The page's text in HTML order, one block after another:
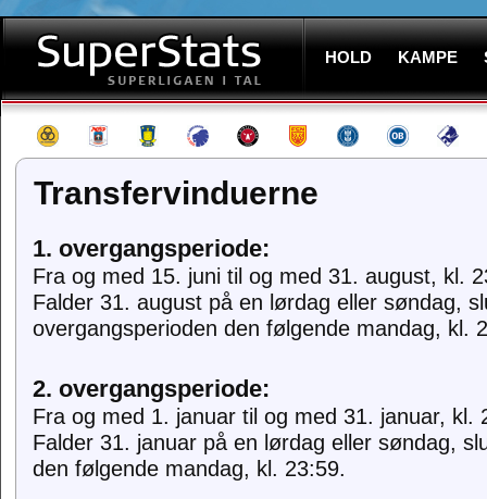
HOLD KAMPE
Transfervinduerne
1. overgangsperiode:
Fra og med 15. juni til og med 31. august, kl.
Falder 31. august på en lørdag eller søndag,
overgangsperioden den følgende mandag, kl.
2. overgangsperiode:
Fra og med 1. januar til og med 31. januar, kl.
Falder 31. januar på en lørdag eller søndag,
den følgende mandag, kl. 23:59.